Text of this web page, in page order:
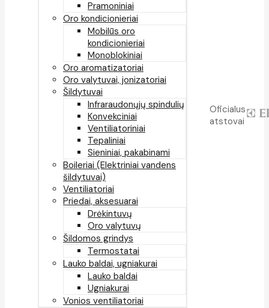
Pramoniniai
Oro kondicionieriai
Mobilūs oro
kondicionieriai
Monoblokiniai
Oro aromatizatoriai
Oro valytuvai, jonizatoriai
Šildytuvai
Infraraudonųjų spindulių
Konvekciniai
Ventiliatoriniai
Tepaliniai
Sieniniai, pakabinami
Boileriai (Elektriniai vandens
šildytuvai)
Ventiliatoriai
Priedai, aksesuarai
Drėkintuvų
Oro valytuvų
Šildomos grindys
Termostatai
Lauko baldai, ugniakurai
Lauko baldai
Ugniakurai
Vonios ventiliatoriai
Oficialus
atstovai